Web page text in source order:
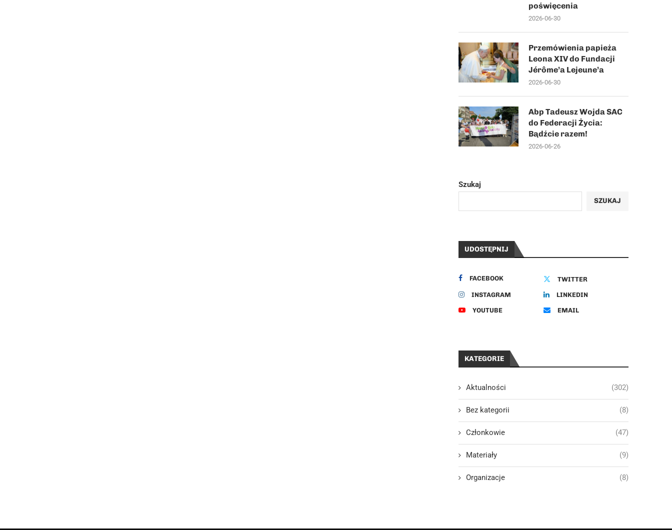
poświęcenia
2026-06-30
Przemówienia papieża
Leona XIV do Fundacji
Jérôme’a Lejeune’a
2026-06-30
Abp Tadeusz Wojda SAC
do Federacji Życia:
Bądźcie razem!
2026-06-26
Szukaj
SZUKAJ
UDOSTĘPNIJ
FACEBOOK TWITTER
INSTAGRAM LINKEDIN
YOUTUBE EMAIL
KATEGORIE
Aktualności (302)
Bez kategorii (8)
Członkowie (47)
Materiały (9)
Organizacje (8)